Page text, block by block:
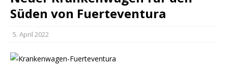
Süden von Fuerteventura
5. April 2022